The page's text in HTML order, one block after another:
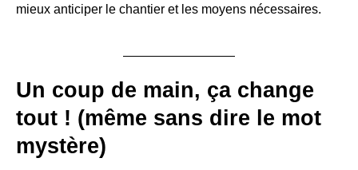
mieux anticiper le chantier et les moyens nécessaires.
Un coup de main, ça change
tout ! (même sans dire le mot
mystère)